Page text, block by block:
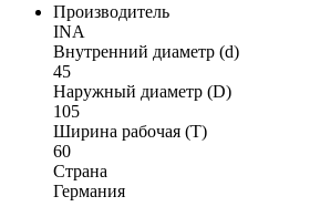
Производитель
INA
Внутренний диаметр (d)
45
Наружный диаметр (D)
105
Ширина рабочая (T)
60
Страна
Германия